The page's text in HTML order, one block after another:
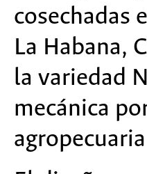
cosechadas
La Habana,
la variedad
mecánica